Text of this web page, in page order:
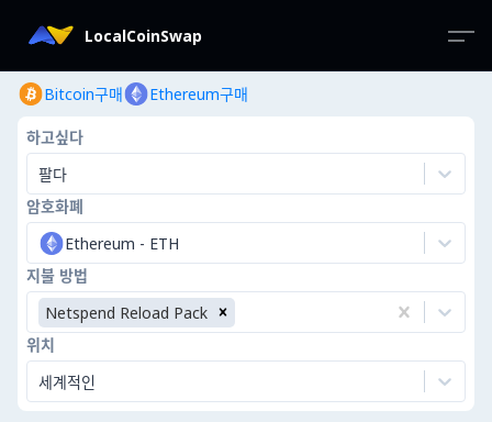
LocalCoinSwap
Bitcoin구매 Ethereum구매
하고싶다
팔다
암호화폐
Ethereum - ETH
지불 방법
Netspend Reload Pack
위치
세계적인